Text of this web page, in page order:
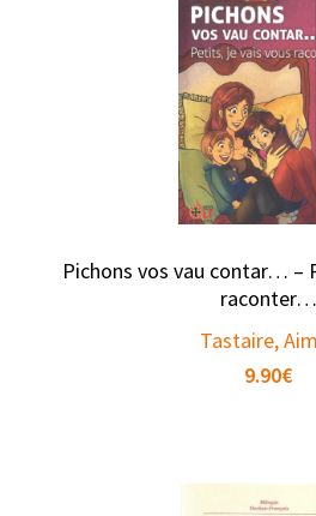
Pichons vos vau contar… –
raconter…
Tastaire,
9.90€